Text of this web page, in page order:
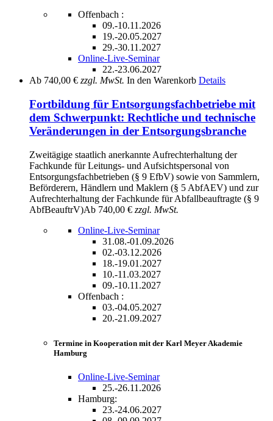
Offenbach :
09.-10.11.2026
19.-20.05.2027
29.-30.11.2027
Online-Live-Seminar
22.-23.06.2027
Ab 740,00 € zzgl. MwSt. In den Warenkorb Details
Fortbildung für Entsorgungsfachbetriebe mit
dem Schwerpunkt: Rechtliche und technische
Veränderungen in der Entsorgungsbranche
Zweitägige staatlich anerkannte Aufrechterhaltung der
Fachkunde für Leitungs- und Aufsichtspersonal von
Entsorgungsfachbetrieben (§ 9 EfbV) sowie von Sammlern,
Beförderern, Händlern und Maklern (§ 5 AbfAEV) und zur
Aufrechterhaltung der Fachkunde für Abfallbeauftragte (§ 9
AbfBeauftrV)Ab 740,00 € zzgl. MwSt.
Online-Live-Seminar
31.08.-01.09.2026
02.-03.12.2026
18.-19.01.2027
10.-11.03.2027
09.-10.11.2027
Offenbach :
03.-04.05.2027
20.-21.09.2027
Termine in Kooperation mit der Karl Meyer Akademie
Hamburg
Online-Live-Seminar
25.-26.11.2026
Hamburg:
23.-24.06.2027